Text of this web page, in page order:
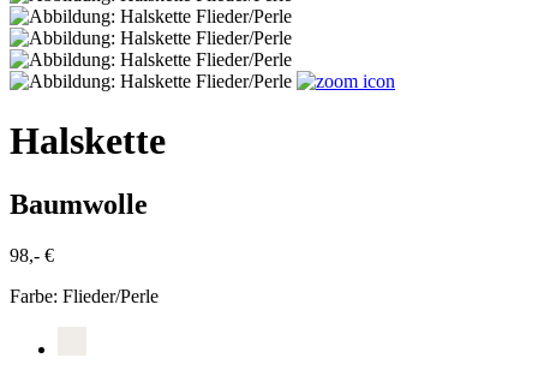
Halskette
Baumwolle
98,- €
Farbe: Flieder/Perle